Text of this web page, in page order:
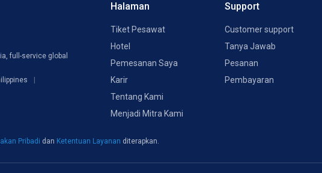
full-service global
Halaman
Tiket Pesawat
Hotel
Pemesanan Saya
Karir
Tentang Kami
Menjadi Mitra Kami
Support
Customer support
Tanya Jawab
Pesanan
Pembayaran
Pribadi dan Ketentuan Layanan diterapkan.